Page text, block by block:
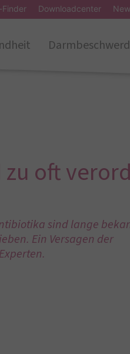
Finder Downloadcenter
oft
sind lange
Ein Versagen der